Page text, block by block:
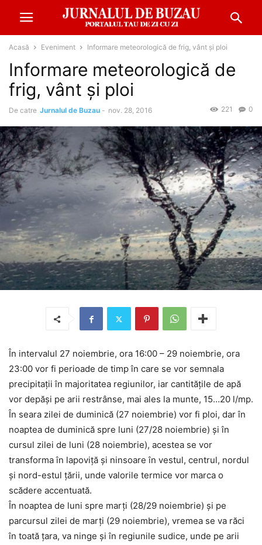
Acasă Eveniment Informare meteorologică de frig, vânt şi ploi
Informare meteorologică de
frig, vânt şi ploi
De catre Jurnalul de Buzau - nov. 28, 2016 0
221
În intervalul 27 noiembrie, ora 16:00 – 29 noiembrie, ora
23:00 vor fi perioade de timp în care se vor semnala
precipitaţii în majoritatea regiunilor, iar cantităţile de apă
vor depăşi pe arii restrânse, mai ales la munte, 15…20 l/mp.
În seara zilei de duminică (27 noiembrie) vor fi ploi, dar în
noaptea de duminică spre luni (27/28 noiembrie) şi în
cursul zilei de luni (28 noiembrie), acestea se vor
transforma în lapoviţă şi ninsoare în vestul, centrul, nordul
şi nord-estul ţării, unde valorile termice vor marca o
scădere accentuată.
În noaptea de luni spre marţi (28/29 noiembrie) şi pe
parcursul zilei de marţi (29 noiembrie), vremea se va răci
în toată ţara, va ninge şi în regiunile sudice, unde pe arii